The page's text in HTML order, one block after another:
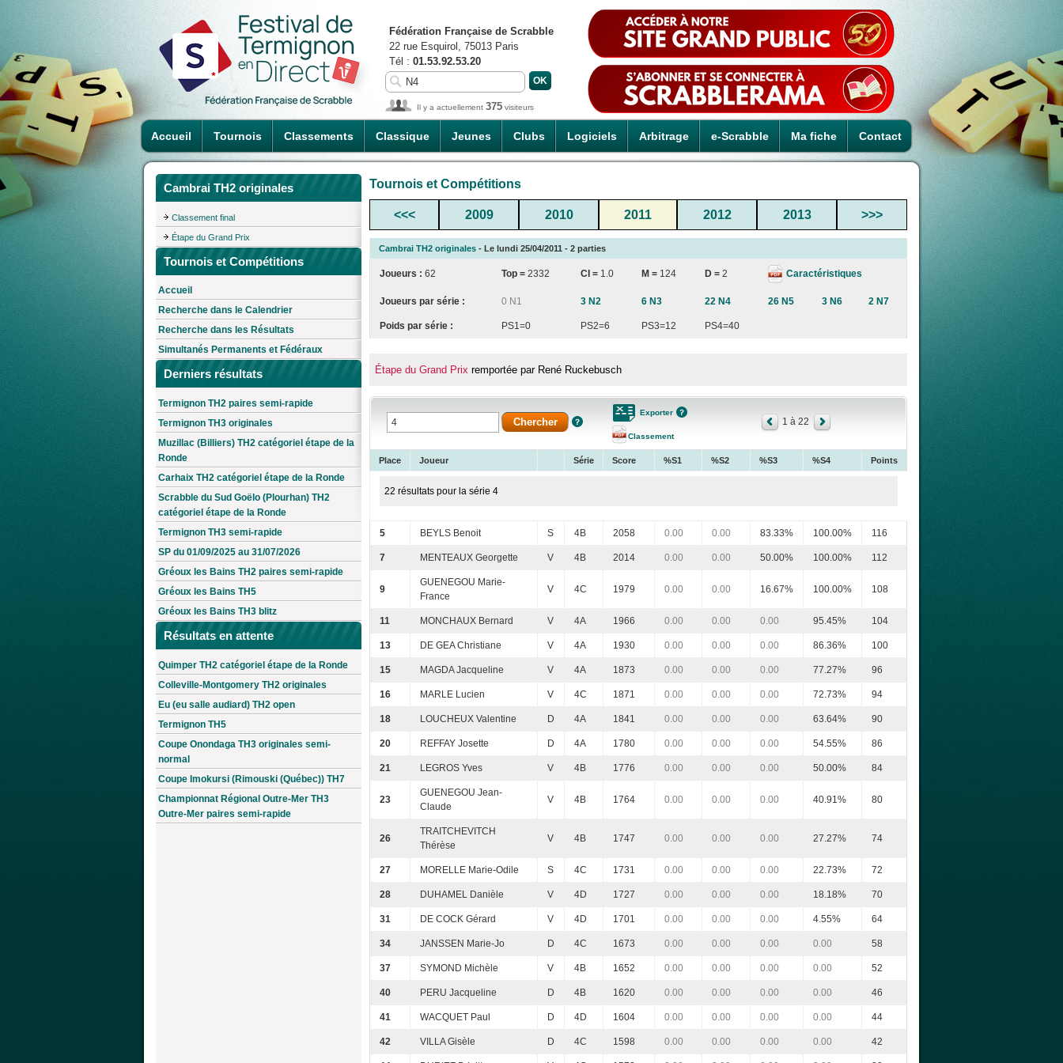
Accueil Tournois Classements Classique Jeunes Clubs Logiciels Arbitrage e-Scrabble Ma fiche Contact
Fédération Française de Scrabble
22 rue Esquirol, 75013 Paris
Tél : 01.53.92.53.20
Il y a actuellement 375 visiteurs
Cambrai TH2 originales
Classement final
Étape du Grand Prix
Tournois et Compétitions
Accueil
Recherche dans le Calendrier
Recherche dans les Résultats
Simultanés Permanents et Fédéraux
Derniers résultats
Termignon TH2 paires semi-rapide
Termignon TH3 originales
Muzillac (Billiers) TH2 catégoriel étape de la
Ronde
Carhaix TH2 catégoriel étape de la Ronde
Scrabble du Sud Goëlo (Plourhan) TH2
catégoriel étape de la Ronde
Termignon TH3 semi-rapide
SP du 01/09/2025 au 31/07/2026
Gréoux les Bains TH2 paires semi-rapide
Gréoux les Bains TH5
Gréoux les Bains TH3 blitz
Résultats en attente
Quimper TH2 catégoriel étape de la Ronde
Colleville-Montgomery TH2 originales
Eu (eu salle audiard) TH2 open
Termignon TH5
Coupe Onondaga TH3 originales semi-
normal
Coupe Imokursi (Rimouski (Québec)) TH7
Championnat Régional Outre-Mer TH3
Outre-Mer paires semi-rapide
Tournois et Compétitions
<<< 2009 2010 2011 2012 2013 >>>
Cambrai TH2 originales - Le lundi 25/04/2011 - 2 parties
Joueurs : 62 Top = 2332 CI = 1.0 M = 124 D = 2 Caractéristiques
Joueurs par série : 0 N1 3 N2 6 N3 22 N4 26 N5 3 N6 2 N7
Poids par série : PS1=0 PS2=6 PS3=12 PS4=40
Étape du Grand Prix remportée par René Ruckebusch
Exporter
Classement
1 à 22
Place Joueur Série Score %S1 %S2 %S3 %S4 Points
22 résultats pour la série 4
5 BEYLS Benoit S 4B 2058 0.00 0.00 83.33% 100.00% 116
7 MENTEAUX Georgette V 4B 2014 0.00 0.00 50.00% 100.00% 112
9
GUENEGOU Marie-
France
V 4C 1979 0.00 0.00 16.67% 100.00% 108
11 MONCHAUX Bernard V 4A 1966 0.00 0.00 0.00 95.45% 104
13 DE GEA Christiane V 4A 1930 0.00 0.00 0.00 86.36% 100
15 MAGDA Jacqueline V 4A 1873 0.00 0.00 0.00 77.27% 96
16 MARLE Lucien V 4C 1871 0.00 0.00 0.00 72.73% 94
18 LOUCHEUX Valentine D 4A 1841 0.00 0.00 0.00 63.64% 90
20 REFFAY Josette D 4A 1780 0.00 0.00 0.00 54.55% 86
21 LEGROS Yves V 4B 1776 0.00 0.00 0.00 50.00% 84
23
GUENEGOU Jean-
Claude
V 4B 1764 0.00 0.00 0.00 40.91% 80
26
TRAITCHEVITCH
Thérèse
V 4B 1747 0.00 0.00 0.00 27.27% 74
27 MORELLE Marie-Odile S 4C 1731 0.00 0.00 0.00 22.73% 72
28 DUHAMEL Danièle V 4D 1727 0.00 0.00 0.00 18.18% 70
31 DE COCK Gérard V 4D 1701 0.00 0.00 0.00 4.55% 64
34 JANSSEN Marie-Jo D 4C 1673 0.00 0.00 0.00 0.00 58
37 SYMOND Michèle V 4B 1652 0.00 0.00 0.00 0.00 52
40 PERU Jacqueline D 4B 1620 0.00 0.00 0.00 0.00 46
41 WACQUET Paul D 4D 1604 0.00 0.00 0.00 0.00 44
42 VILLA Gisèle D 4C 1598 0.00 0.00 0.00 0.00 42